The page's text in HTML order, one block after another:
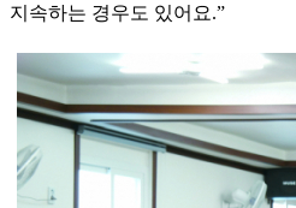
지속하는 경우도 있어요.”